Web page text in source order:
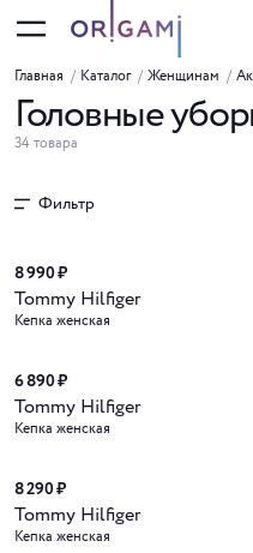
Главная / Каталог / Женщинам /
Головные
34 товара
Фильтр
8 990 ₽
Tommy Hilfiger
Кепка женская
6 890 ₽
Tommy Hilfiger
Кепка женская
8 290 ₽
Tommy Hilfiger
Кепка женская